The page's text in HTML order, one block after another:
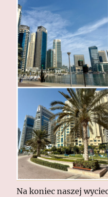
Na koniec naszej